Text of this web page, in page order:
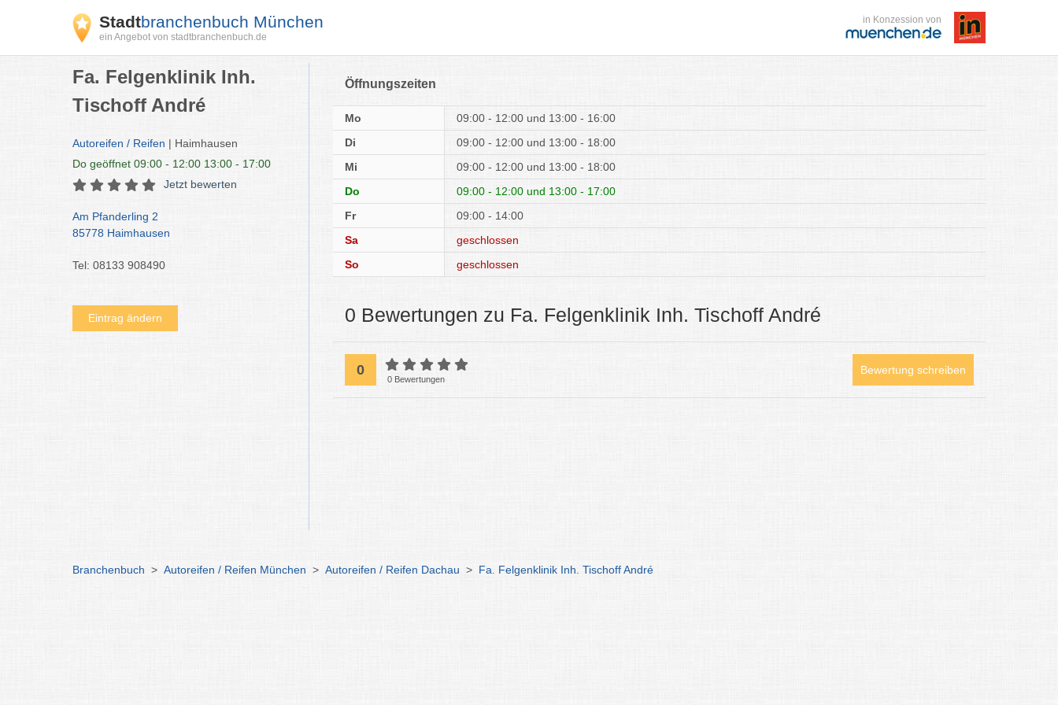
Stadtbranchenbuch München
ein Angebot von stadtbranchenbuch.de
in Konzession von
Fa. Felgenklinik Inh.
Tischoff André
Autoreifen / Reifen | Haimhausen
Do geöffnet 09:00 - 12:00 13:00 - 17:00
Jetzt bewerten
Am Pfanderling 2
85778 Haimhausen
Tel: 08133 908490
Eintrag ändern
Öffnungszeiten
Mo 09:00 - 12:00
13:00 - 16:00
Di
09:00 - 12:00
13:00 - 18:00
Mi
09:00 - 12:00
13:00 - 18:00
Do
09:00 - 12:00
13:00 - 17:00
Fr
09:00 - 14:00
Sa
geschlossen
So
geschlossen
0 Bewertungen zu Fa. Felgenklinik Inh. Tischoff André
0
0 Bewertungen
Bewertung schreiben
Branchenbuch > Autoreifen / Reifen München > Autoreifen / Reifen Dachau > Fa. Felgenklinik Inh. Tischoff André